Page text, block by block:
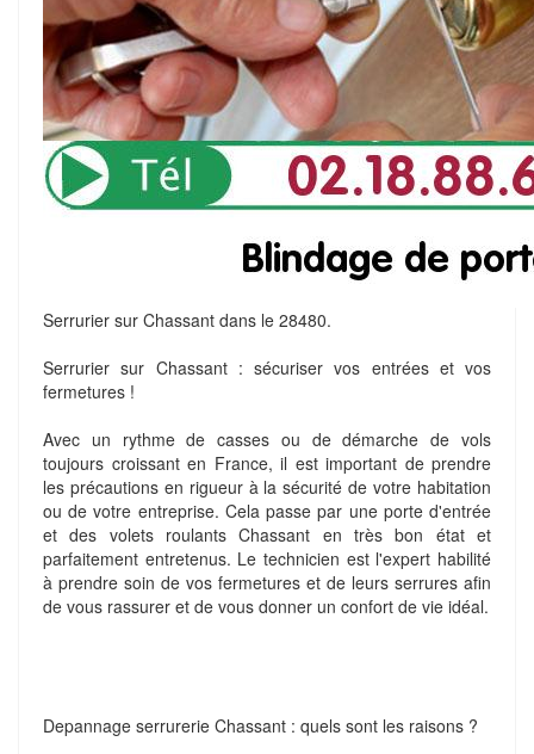
Serrurier sur Chassant dans le 28480.
Serrurier sur Chassant : sécuriser vos entrées et vos
fermetures !
Avec un rythme de casses ou de démarche de vols
toujours croissant en France, il est important de prendre
les précautions en rigueur à la sécurité de votre habitation
ou de votre entreprise. Cela passe par une porte d'entrée
et des volets roulants Chassant en très bon état et
parfaitement entretenus. Le technicien est l'expert habilité
à prendre soin de vos fermetures et de leurs serrures afin
de vous rassurer et de vous donner un confort de vie idéal.
Depannage serrurerie Chassant : quels sont les raisons ?